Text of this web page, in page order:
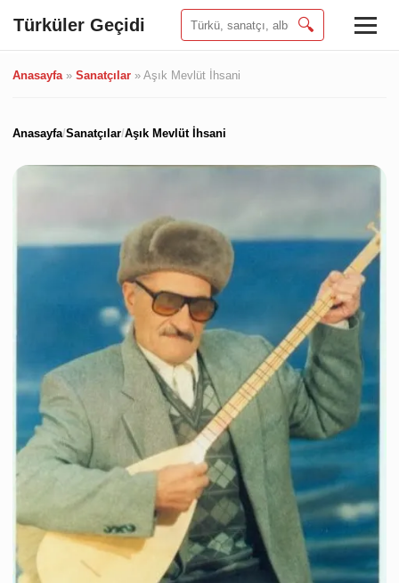
Türküler Geçidi 🔍
Anasayfa» Sanatçılar » Aşık Mevlüt İhsani
Anasayfa/Sanatçılar/Aşık Mevlüt İhsani